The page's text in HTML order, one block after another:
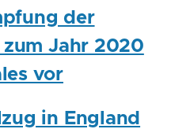
der
Jahr 2020
vor
in England